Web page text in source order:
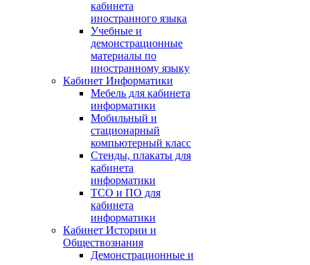
кабинета
иностранного языка
Учебные и
демонстрационные
материалы по
иностранному языку
Кабинет Информатики
Мебель для кабинета
информатики
Мобильный и
стационарный
компьютерный класс
Стенды, плакаты для
кабинета
информатики
ТСО и ПО для
кабинета
информатики
Кабинет Истории и
Обществознания
Демонстрационные и